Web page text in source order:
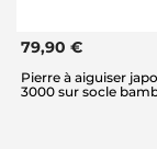
79,90 €
Pierre à aiguiser
3000 sur socle